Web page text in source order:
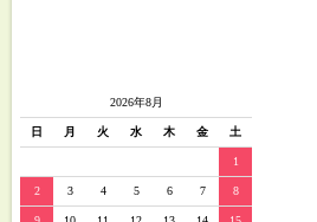
2026年8月
日 月 火 水 木 金 土
1
2 3 4 5 6 7 8